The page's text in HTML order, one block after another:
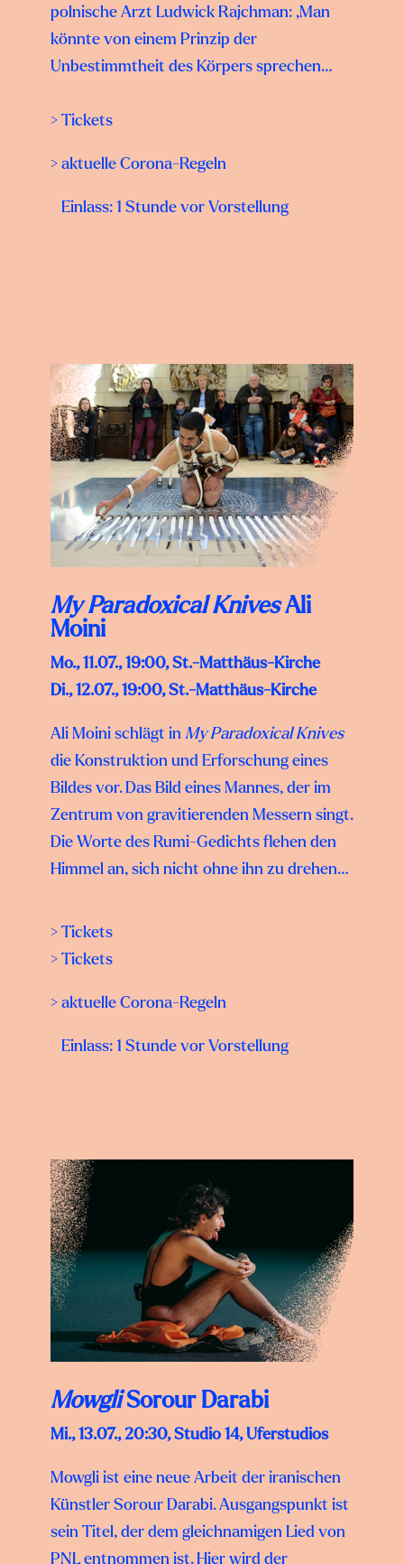
polnische Arzt Ludwick Rajchman: „Man
könnte von einem Prinzip der
Unbestimmtheit des Körpers sprechen…
> Tickets
> aktuelle Corona-Regeln
Einlass: 1 Stunde vor Vorstellung
My Paradoxical KnivesAli
Moini
Mo., 11.07., 19:00,St.-Matthäus-Kirche
Di., 12.07., 19:00,St.-Matthäus-Kirche
Ali Moini schlägt in My Paradoxical Knives
die Konstruktion und Erforschung eines
Bildes vor. Das Bild eines Mannes, der im
Zentrum von gravitierenden Messern singt.
Die Worte des Rumi-Gedichts flehen den
Himmel an, sich nicht ohne ihn zu drehen…
> Tickets
> Tickets
> aktuelle Corona-Regeln
Einlass: 1 Stunde vor Vorstellung
MowgliSorour Darabi
Mi., 13.07., 20:30, Studio 14, Uferstudios
Mowgli ist eine neue Arbeit der iranischen
Künstler Sorour Darabi. Ausgangspunkt ist
sein Titel, der dem gleichnamigen Lied von
PNL entnommen ist. Hier wird der